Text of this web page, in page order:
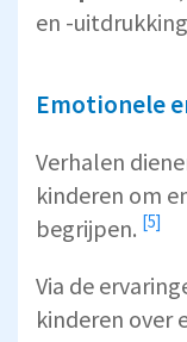
en -
Emotionele
Verhalen
kinderen om
begrijpen. [5]
Via de
kinderen over